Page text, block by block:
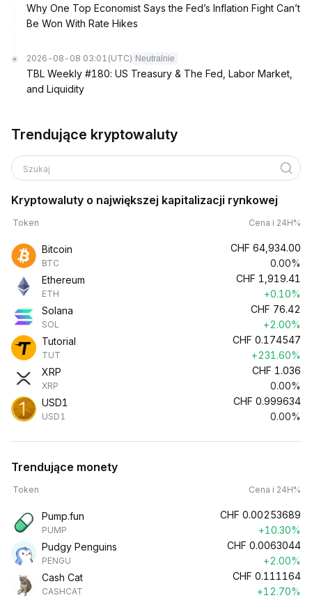
Why One Top Economist Says the Fed’s Inflation Fight Can’t
Be Won With Rate Hikes
2026-08-08 03:01 (UTC) Neutralnie
TBL Weekly #180: US Treasury & The Fed, Labor Market,
and Liquidity
Trendujące kryptowaluty
Szukaj
Kryptowaluty o największej kapitalizacji rynkowej
Token Cena i 24H%
Bitcoin
BTC
CHF 64,934.00
0.00%
Ethereum
ETH
CHF 1,919.41
+0.10%
Solana
SOL
CHF 76.42
+2.00%
Tutorial
TUT
CHF 0.174547
+231.60%
XRP
XRP
CHF 1.036
0.00%
USD1
USD1
CHF 0.999634
0.00%
Trendujące monety
Token Cena i 24H%
Pump.fun
PUMP
CHF 0.00253689
+10.30%
Pudgy Penguins
PENGU
CHF 0.0063044
+2.00%
Cash Cat
CASHCAT
CHF 0.111164
+12.70%